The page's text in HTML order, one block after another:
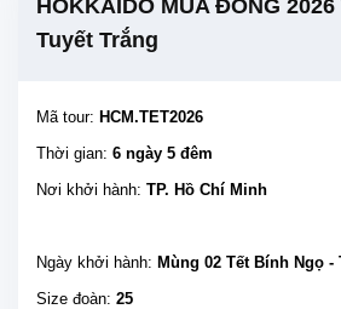
HOKKAIDO MÙA ĐÔNG
Tuyết Trắng
Mã tour: HCM.TET2026
Thời gian: 6 ngày 5 đêm
Nơi khởi hành: TP. Hồ Chí Minh
Ngày khởi hành: Mùng 02 Tết Bính Ngọ -
Size đoàn: 25